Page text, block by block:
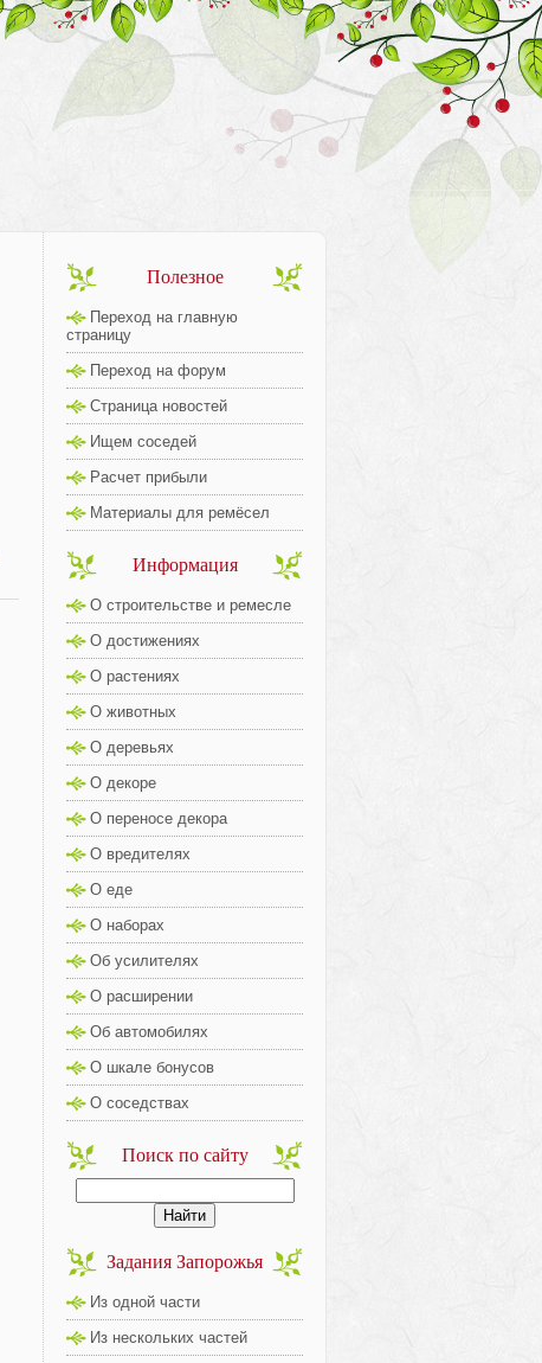
Полезное
Переход на главную
страницу
Переход на форум
Страница новостей
Ищем соседей
Расчет прибыли
Материалы для ремёсел
Информация
О строительстве и ремесле
О достижениях
О растениях
О животных
О деревьях
О декоре
О переносе декора
О вредителях
О еде
О наборах
Об усилителях
О расширении
Об автомобилях
О шкале бонусов
О соседствах
Поиск по сайту
Задания Запорожья
Из одной части
Из нескольких частей